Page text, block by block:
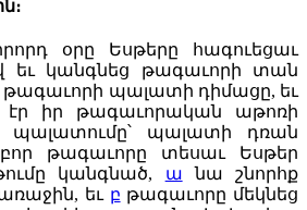
օրը Եսթերը հագուեցաւ
եւ կանգնեց թագաւորի տան
թագաւորի պալատի դիմացը, եւ
էր իր թագաւորական աթոռի
պալատումը՝ պալատի դռան
թագաւորը տեսաւ Եսթեր
կանգնած, ա
նա շնորհք
եւ բ թագաւորը մեկնեց